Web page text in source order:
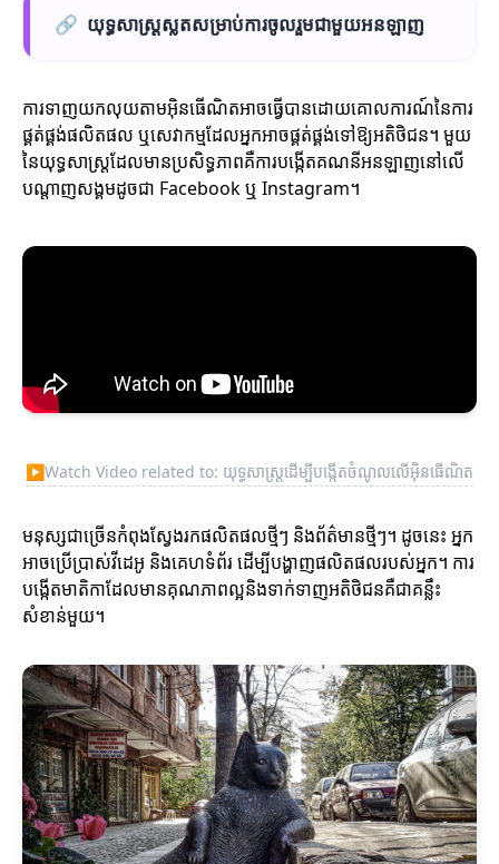
🔗 យុទ្ធសាស្ត្រស្លតសម្រាប់ការចូលរួមជាមួយអនឡាញ
ការទាញយកលុយតាមអ៊ិនធើណិតអាចធ្វើបានដោយគោលការណ៍នៃការ
ផ្គត់ផ្គង់ផលិតផល ឬសេវាកម្មដែលអ្នកអាចផ្គត់ផ្គង់ទៅឱ្យអតិថិជន។ មួយ
នៃយុទ្ធសាស្ត្រដែលមានប្រសិទ្ធភាពគឺការបង្កើតគណនីអនឡាញនៅលើ
បណ្តាញសង្គមដូចជា Facebook ឬ Instagram។
▶Watch Video related to: យុទ្ធសាស្ត្រដើម្បីបង្កើតចំណូលលើអ៊ិនធើណិត
មនុស្សជាច្រើនកំពុងស្វែងរកផលិតផលថ្មីៗ និងព័ត៌មានថ្មីៗ។ ដូចនេះ អ្នក
អាចប្រើប្រាស់វីដេអូ និងគេហទំព័រ ដើម្បីបង្ហាញផលិតផលរបស់អ្នក។ ការ
បង្កើតមាតិកាដែលមានគុណភាពល្អនិងទាក់ទាញអតិថិជនគឺជាគន្លឹះ
សំខាន់មួយ។